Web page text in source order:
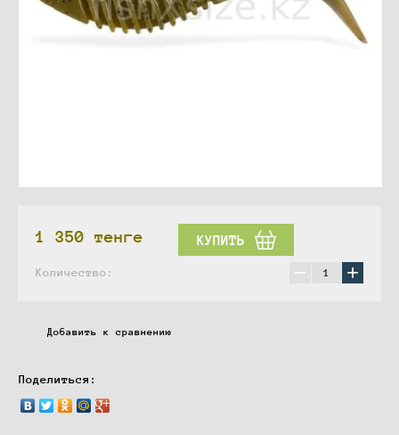
1 350 тенге КУПИТЬ
Количество: − +
Добавить к сравнению
Поделиться: